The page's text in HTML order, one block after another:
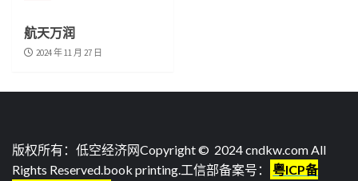
航天万润
2024 年 11 月 27 日
版权所有：低空经济网Copyright © 2024 cndkw.com All
Rights Reserved.book printing.工信部备案号：
粤ICP备